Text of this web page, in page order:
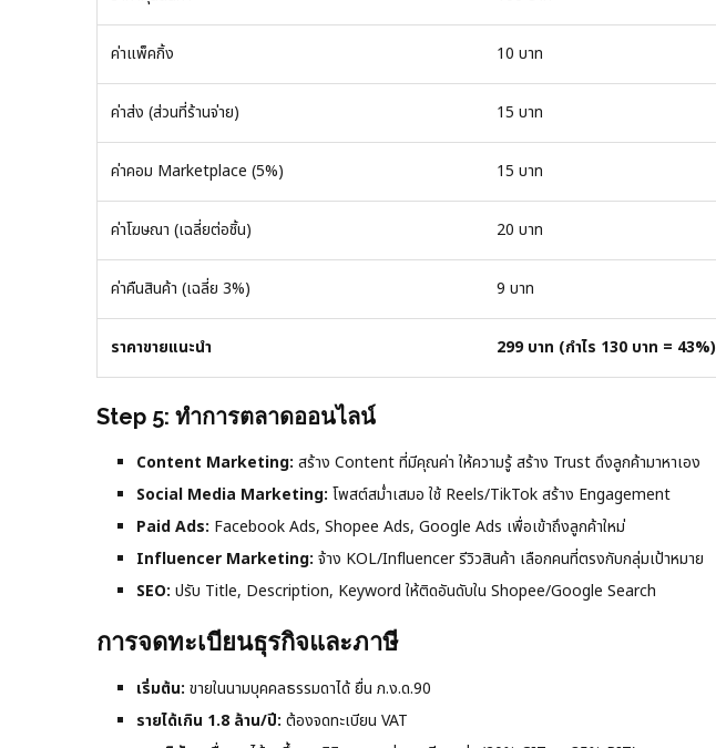
ค่าแพ็คกิ้ง 10 บาท
ค่าส่ง (ส่วนที่ร้านจ่าย) 15 บาท
ค่าคอม Marketplace (5%) 15 บาท
ค่าโฆษณา (เฉลี่ยต่อชิ้น) 20 บาท
ค่าคืนสินค้า (เฉลี่ย 3%) 9 บาท
ราคาขายแนะนำ 299 บาท (กำไร 130 บาท = 43%)
Step 5: ทำการตลาดออนไลน์
Content Marketing: สร้าง Content ที่มีคุณค่า ให้ความรู้ สร้าง Trust ดึงลูกค้ามาหาเอง
Social Media Marketing: โพสต์สม่ำเสมอ ใช้ Reels/TikTok สร้าง Engagement
Paid Ads: Facebook Ads, Shopee Ads, Google Ads เพื่อเข้าถึงลูกค้าใหม่
Influencer Marketing: จ้าง KOL/Influencer รีวิวสินค้า เลือกคนที่ตรงกับกลุ่มเป้าหมาย
SEO: ปรับ Title, Description, Keyword ให้ติดอันดับใน Shopee/Google Search
การจดทะเบียนธุรกิจและภาษี
เริ่มต้น: ขายในนามบุคคลธรรมดาได้ ยื่น ภ.ง.ด.90
รายได้เกิน 1.8 ล้าน/ปี: ต้องจดทะเบียน VAT